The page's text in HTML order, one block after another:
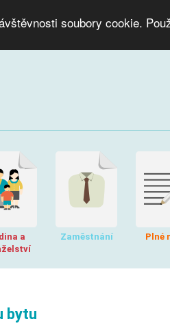
soubory cookie.
a
Zaměstnání Plné
bytu